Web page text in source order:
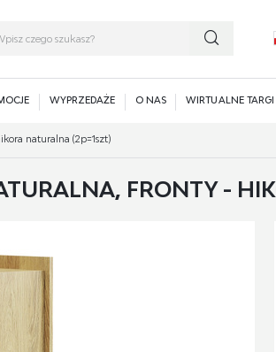
WYPRZEDAŻE O NAS WIRTUALNE TARGI
naturalna (2p=1szt)
FRONTY -